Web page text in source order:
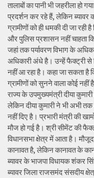
तालाबों का पानी भी जहरीला हो
प्रदर्शन कर रहे हैं, लेकिन
ग्रामीणों को ही धमकी दी जा
और पुलिस प्रशासन नहीं चाहता
जहां तक पर्यावरण विभाग के
अधिकारी अंधे है। उन्हें फैक्ट्री
नहीं आ रहा है। कहा जा सकता है
ग्रामीणों को सुनने वाला कोई नहीं
राज्य के उपमुख्यमंत्री दीया
लेकिन दीया कुमारी ने भी अभी
नहीं दिए है। प्रभारी मंत्री की
मौज हो गई है। श्री सीमेंट की
विधानसभा क्षेत्र में आता है।
कानावत है, लेकिन कानावत के
ब्यावर के भाजपा विधायक शंकर
ब्यावर जिला राजसमंद संसदीय